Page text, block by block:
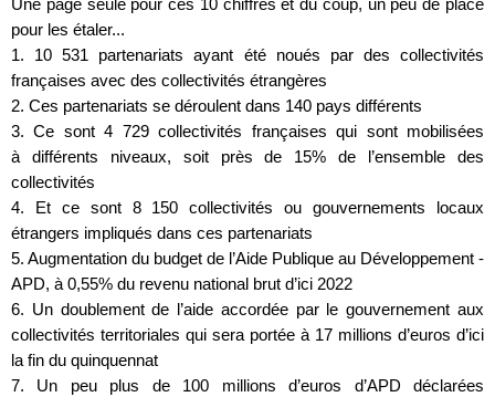
Une page seule pour ces 10 chiffres et du coup, un peu de place
pour les étaler...
1. 10 531 partenariats ayant été noués par des collectivités
françaises avec des collectivités étrangères
2. Ces partenariats se déroulent dans 140 pays différents
3. Ce sont 4 729 collectivités françaises qui sont mobilisées
à différents niveaux, soit près de 15% de l’ensemble des
collectivités
4. Et ce sont 8 150 collectivités ou gouvernements locaux
étrangers impliqués dans ces partenariats
5. Augmentation du budget de l’Aide Publique au Développement -
APD, à 0,55% du revenu national brut d’ici 2022
6. Un doublement de l’aide accordée par le gouvernement aux
collectivités territoriales qui sera portée à 17 millions d’euros d’ici
la fin du quinquennat
7. Un peu plus de 100 millions d’euros d’APD déclarées